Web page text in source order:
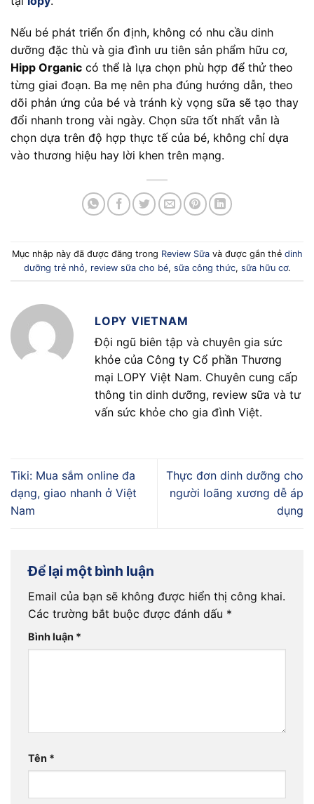
Nếu bé phát triển ổn định, không có nhu cầu dinh
dưỡng đặc thù và gia đình ưu tiên sản phẩm hữu cơ,
Hipp Organic có thể là lựa chọn phù hợp để thử theo
từng giai đoạn. Ba mẹ nên pha đúng hướng dẫn, theo
dõi phản ứng của bé và tránh kỳ vọng sữa sẽ tạo thay
đổi nhanh trong vài ngày. Chọn sữa tốt nhất vẫn là
chọn dựa trên độ hợp thực tế của bé, không chỉ dựa
vào thương hiệu hay lời khen trên mạng.
Mục nhập này đã được đăng trong Review Sữavà được gắn thẻ dinh
dưỡng trẻ nhỏ, review sữa cho bé, sữa công thức, sữa hữu cơ.
LOPY VIETNAM
Đội ngũ biên tập và chuyên gia sức
khỏe của Công ty Cổ phần Thương
mại LOPY Việt Nam. Chuyên cung cấp
thông tin dinh dưỡng, review sữa và tư
vấn sức khỏe cho gia đình Việt.
Tiki: Mua sắm online đa
dạng, giao nhanh ở Việt
Nam
Thực đơn dinh dưỡng cho
người loãng xương dễ áp
dụng
Để lại một bình luận
Email của bạn sẽ không được hiển thị công khai.
Các trường bắt buộc được đánh dấu *
Bình luận *
Tên *